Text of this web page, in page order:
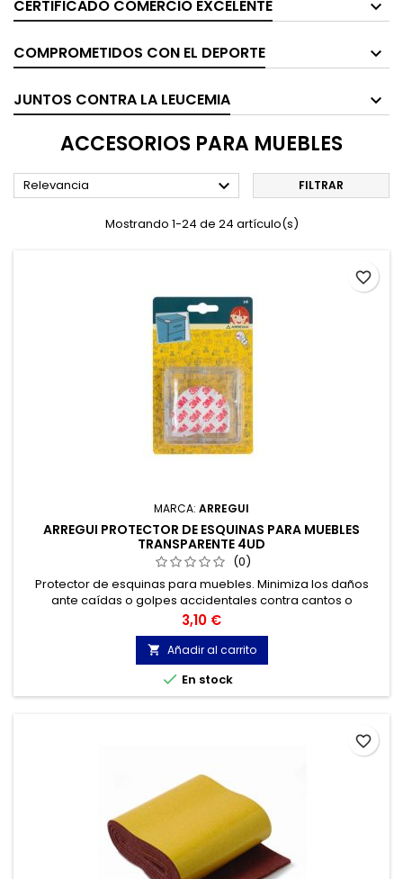
CERTIFICADO COMERCIO EXCELENTE
COMPROMETIDOS CON EL DEPORTE
JUNTOS CONTRA LA LEUCEMIA
ACCESORIOS PARA MUEBLES
Relevancia  FILTRAR
Mostrando 1-24 de 24 artículo(s)
MARCA: ARREGUI
ARREGUI PROTECTOR DE ESQUINAS PARA MUEBLES
TRANSPARENTE 4UD
(0)
Protector de esquinas para muebles. Minimiza los daños
ante caídas o golpes accidentales contra cantos o
esquinas. Color transparente. 4 unidades.
Precio
3,10 €
 Añadir al carrito
 En stock
favorite_border
favorite_border